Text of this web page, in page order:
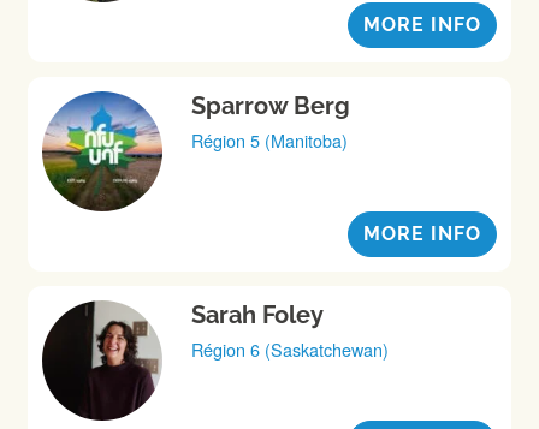
MORE INFO
Sparrow Berg
Région 5 (Manitoba)
MORE INFO
Sarah Foley
Région 6 (Saskatchewan)